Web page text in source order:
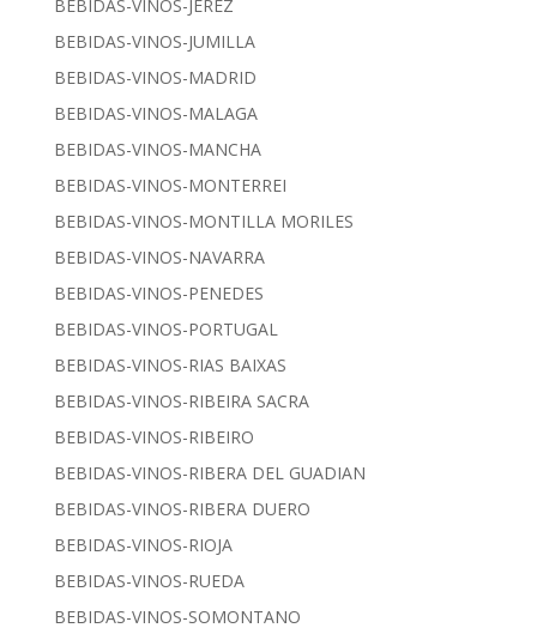
BEBIDAS-VINOS-JEREZ
BEBIDAS-VINOS-JUMILLA
BEBIDAS-VINOS-MADRID
BEBIDAS-VINOS-MALAGA
BEBIDAS-VINOS-MANCHA
BEBIDAS-VINOS-MONTERREI
BEBIDAS-VINOS-MONTILLA MORILES
BEBIDAS-VINOS-NAVARRA
BEBIDAS-VINOS-PENEDES
BEBIDAS-VINOS-PORTUGAL
BEBIDAS-VINOS-RIAS BAIXAS
BEBIDAS-VINOS-RIBEIRA SACRA
BEBIDAS-VINOS-RIBEIRO
BEBIDAS-VINOS-RIBERA DEL GUADIAN
BEBIDAS-VINOS-RIBERA DUERO
BEBIDAS-VINOS-RIOJA
BEBIDAS-VINOS-RUEDA
BEBIDAS-VINOS-SOMONTANO